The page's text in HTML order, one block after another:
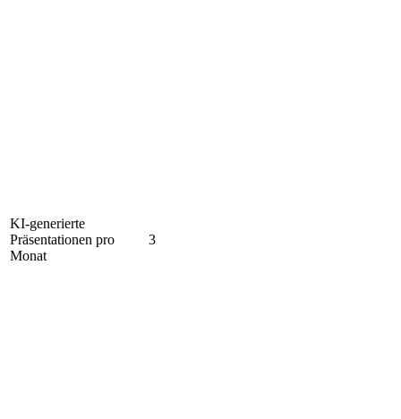
KI-generierte
Präsentationen pro
Monat
3